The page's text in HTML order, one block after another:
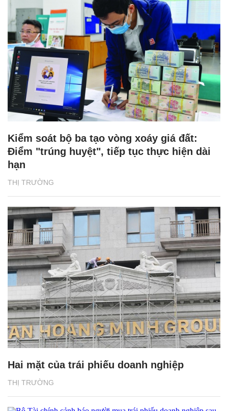
THỊ TRƯỜNG
Kiểm soát bộ ba tạo vòng xoáy giá đất:
Điểm "trúng huyệt", tiếp tục thực hiện dài
hạn
THỊ TRƯỜNG
Hai mặt của trái phiếu doanh nghiệp